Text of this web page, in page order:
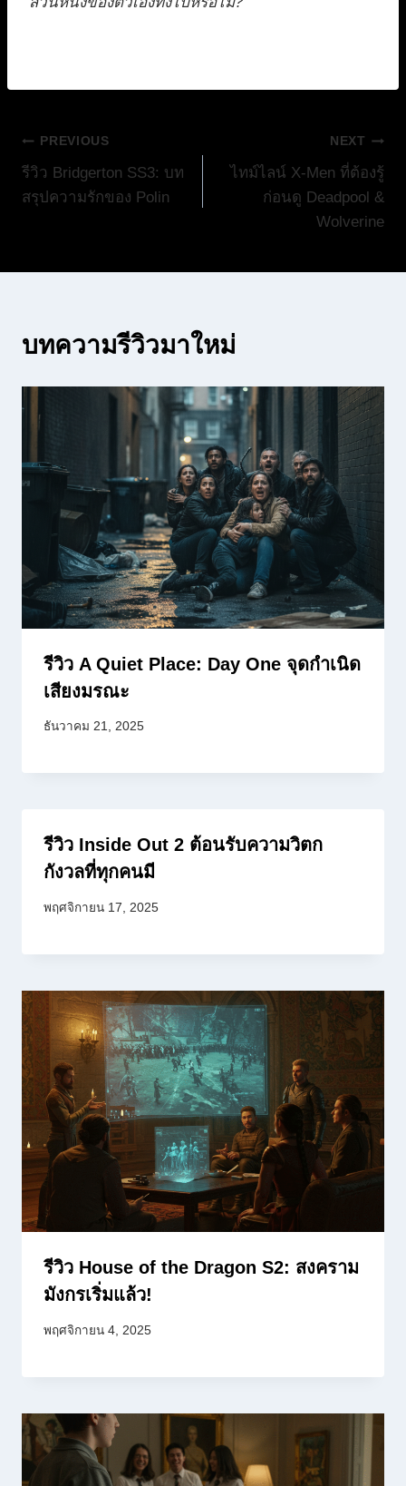
แนะแนว
เรื่อง
PREVIOUS
รีวิว Bridgerton SS3: บท
สรุปความรักของ Polin
NEXT
ไทม์ไลน์ X-Men ที่ต้องรู้
ก่อนดู Deadpool &
Wolverine
บทความรีวิวมาใหม่
รีวิว A Quiet Place: Day One จุดกำเนิด
เสียงมรณะ
ธันวาคม 21, 2025
รีวิว Inside Out 2 ต้อนรับความวิตก
กังวลที่ทุกคนมี
พฤศจิกายน 17, 2025
รีวิว House of the Dragon S2: สงคราม
มังกรเริ่มแล้ว!
พฤศจิกายน 4, 2025